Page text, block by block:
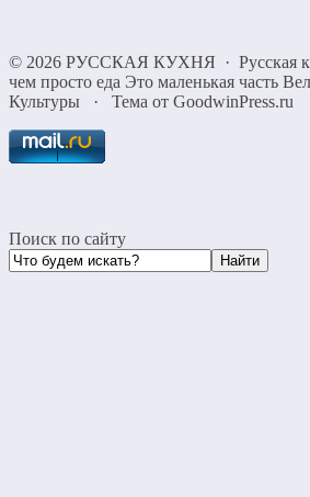
© 2026 РУССКАЯ КУХНЯ · Русская
чем просто еда Это маленькая часть
Культуры
· Тема от GoodwinPress.ru
Поиск по сайту